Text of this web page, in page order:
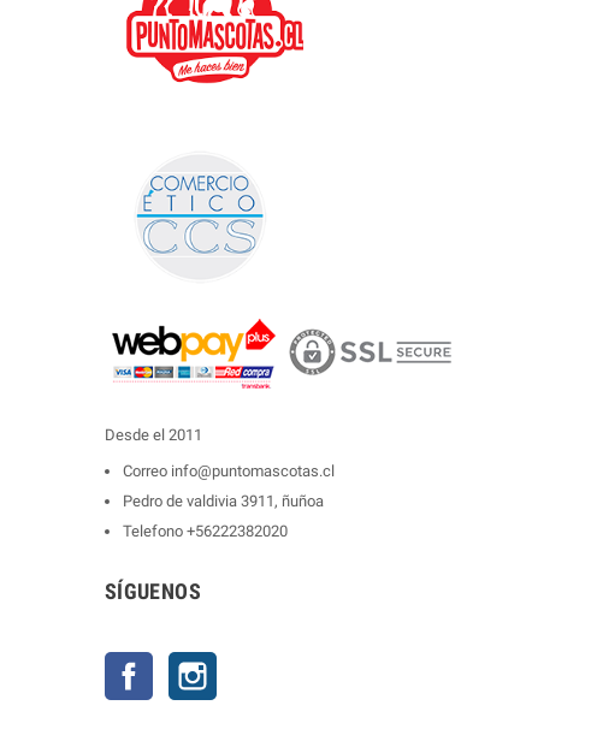
Desde el 2011
Correo info@puntomascotas.cl
Pedro de valdivia 3911, ñuñoa
Telefono +56222382020
SÍGUENOS
Facebook